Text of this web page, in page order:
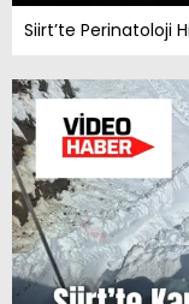
Siirt’te Perinatoloji